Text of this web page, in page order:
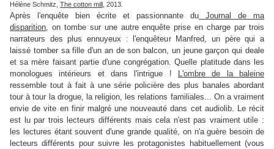
Hélène Schmitz, The cotton mill , 2013.
Après l'enquête bien écrite et passionnante du Journal de ma
disparition, on tombe sur une autre enquête prise en charge par trois
narrateurs des plus ennuyeux : l'enquêteur Manfred, un père qui a
laissé tomber sa fille d'un an de son balcon, un jeune garçon qui deale
et sa mère faisant partie d'une congrégation. Quelle platitude dans les
monologues intérieurs et dans l'intrigue !
L'ombre de la baleine
ressemble tout à fait à une série policière des plus banales abordant
tour à tour la drogue, la religion, les relations familiales... On a vraiment
envie de vite en finir malgré une nouveauté dans cet audiolib. Le récit
est lu par trois lecteurs différents mais cela n'est pas vraiment utile :
les lectures étant souvent d'une grande qualité, on n'a guère besoin de
lecteurs différents pour suivre les protagonistes habituellement (vous